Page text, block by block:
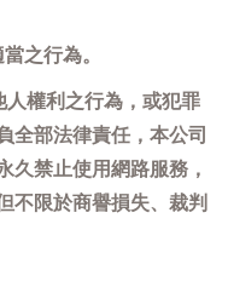
之行為。
權利之行為，或犯罪
全部法律責任，本公司
久禁止使用網路服務，
不限於商譽損失、裁判